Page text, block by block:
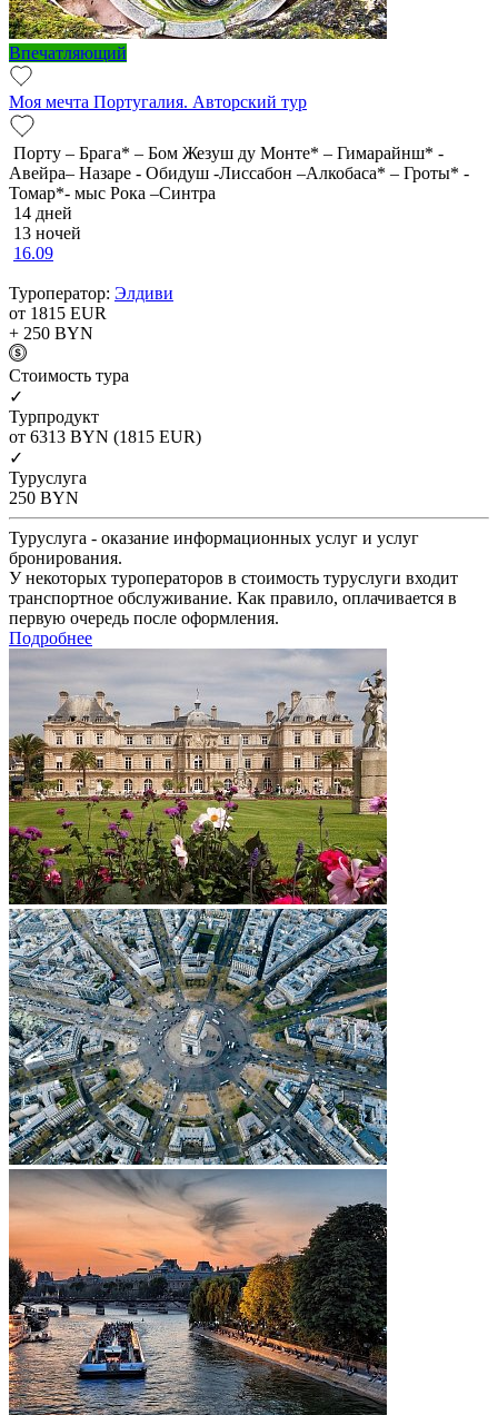
Впечатляющий
Моя мечта Португалия. Авторский тур
Порту – Брага* – Бом Жезуш ду Монте* – Гимарайнш* -
Авейра– Назаре - Обидуш -Лиссабон –Алкобаса* – Гроты* -
Томар*- мыс Рока –Синтра
14 дней
13 ночей
16.09
Туроператор: Элдиви
от 1815 EUR
+ 250 BYN
Cтоимость тура
✓
Турпродукт
от 6313 BYN (1815 EUR)
✓
Туруслуга
250 BYN
Туруслуга - оказание информационных услуг и услуг
бронирования.
У некоторых туроператоров в стоимость туруслуги входит
транспортное обслуживание. Как правило, оплачивается в
первую очередь после оформления.
Подробнее